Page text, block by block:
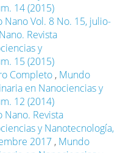
14 (2015)
Nano Vol. 8 No. 15, julio-
Revista
y
15 (2015)
Completo , Mundo
en Nanociencias y
12 (2014)
Nano. Revista
y Nanotecnología,
2017 , Mundo